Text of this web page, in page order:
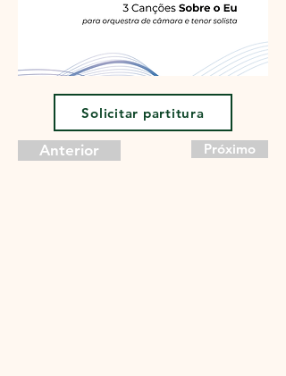
Solicitar partitura
Anterior Próximo